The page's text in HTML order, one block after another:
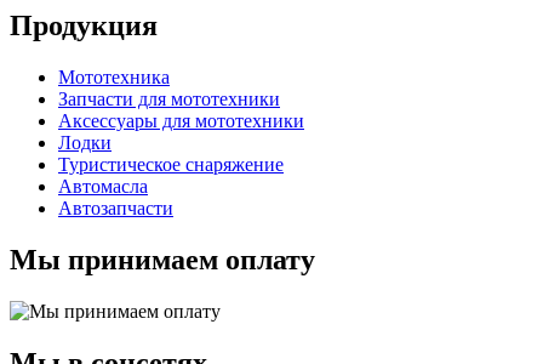
Продукция
Мототехника
Запчасти для мототехники
Аксессуары для мототехники
Лодки
Туристическое снаряжение
Автомасла
Автозапчасти
Мы принимаем оплату